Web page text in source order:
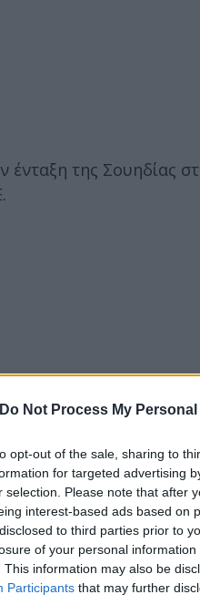
Do Not Process My
opt-out of the sale, sharing to
for targeted advertising
selection. Please note that after
interest-based ads based on
to third parties prior to
of your personal
This information may also be
Participants that may further
της Σουηδίας
στην Ευρωπαϊκή
της ετήσιας
κορυφής της